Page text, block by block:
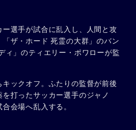
選手が試合に乱入し、人間と攻
ザ・ホード 死霊の大群」のバン
ィ」のティエリー・ポワローが監
ックオフ。ふたりの監督が前後
打ったサッカー選手のジャノ
会場へ乱入する。